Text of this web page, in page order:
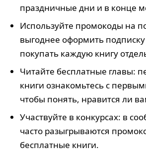
праздничные дни и в конце
Используйте промокоды на
выгоднее оформить
покупать каждую книгу
Читайте бесплатные главы:
книги ознакомьтесь с
чтобы понять, нравится ли
Участвуйте в конкурсах: в
часто разыгрываются
бесплатные книги.